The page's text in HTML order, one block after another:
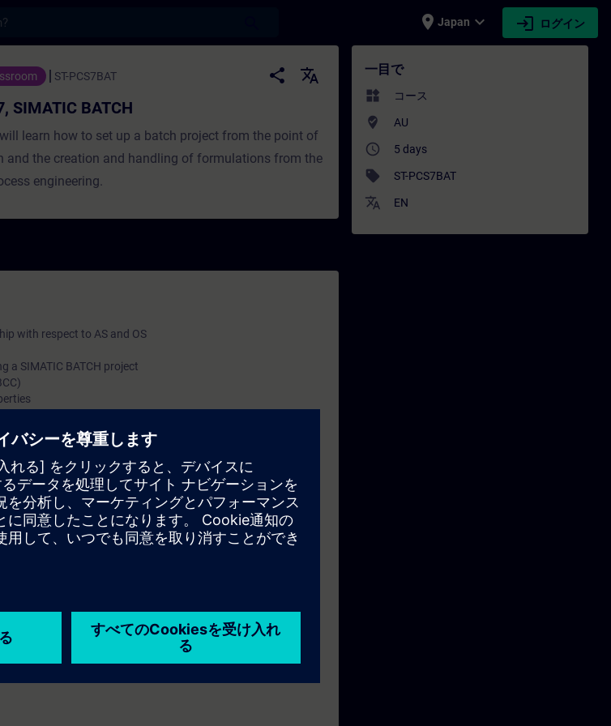
place Japan expand_more login ログイン
BATCH - トレーニング - トレーニング - 専門家開発 | SITRAIN
ST-PCS7BAT share
translate
SIMATIC BATCH
learn how to set up a batch project from the point of
and the creation and handling of formulations from the
engineering.
with respect to AS and OS
a SIMATIC BATCH project
engineers and users of PCS 7 configurations in Batch
Batch interfaces to the automation systems and their
control systems and process control engineering.
7
一目で
widgets コース
where_to_vote AU
access_time 5 days
sell ST-PCS7BAT
translate EN